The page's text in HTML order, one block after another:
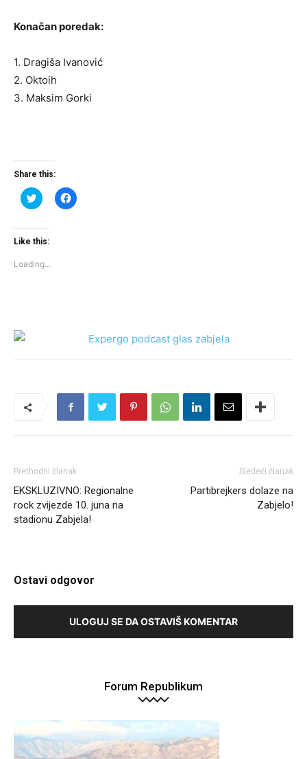
Konačan poredak:
1. Dragiša Ivanović
2. Oktoih
3. Maksim Gorki
Share this:
Click
to
Twitter
(Opens
window)
Click
to
Like this:
Loading...
Prethodni članak
EKSKLUZIVNO: Regionalne
rock zvijezde 10. juna na
stadionu Zabjela!
Sledeći članak
Partibrejkers dolaze na
Zabjelo!
Ostavi odgovor
ULOGUJ SE DA OSTAVIŠ KOMENTAR
Forum Republikum